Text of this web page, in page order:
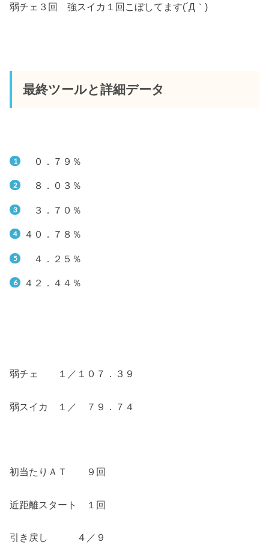
弱チェ３回 強スイカ１回こぼしてます(´Д｀)
最終ツールと詳細データ
０．７９％
８．０３％
３．７０％
４０．７８％
４．２５％
４２．４４％
弱チェ １／１０７．３９
弱スイカ １／ ７９．７４
初当たりＡＴ ９回
近距離スタート １回
引き戻し ４／９